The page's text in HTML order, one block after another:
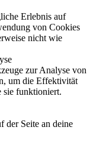
Erlebnis auf
von Cookies
nicht wie
zur Analyse von
um die Effektivität
sie funktioniert.
der Seite an deine